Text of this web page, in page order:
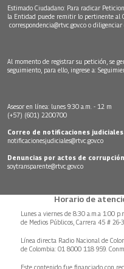
Estimado Ciudadano: Para radicar
la Entidad puede remitir lo pertinente al
correspondencia@rtvc.gov.co o diligenciar
Al momento de registrar su petición, se
seguimiento, para ello, ingrese a:
Asesor en línea: lunes 9:30 a.m. - 12 m
(+57) (601) 2200700
Correo de notificaciones
notificacionesjudiciales@rtvc.gov.co
Denuncias por actos de
soytransparente@rtvc.gov.co
Horario de
Lunes a viernes de 8:30 a.m.a 1:00
de Medios Públicos, Carrera 45 # 26-
Línea directa Radio Nacional de
de Colombia: 01 8000 118 959.
Este contenido fue financiado con